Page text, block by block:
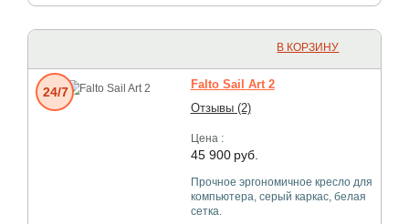
В КОРЗИНУ
Falto Sail Art 2
Отзывы (2)
Цена :
45 900 руб.
Прочное эргономичное кресло для
компьютера, серый каркас, белая
сетка.
24/7